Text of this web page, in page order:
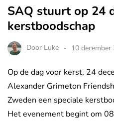
SAQ stuurt op 24
kerstboodschap
Door Luke 10 december
Op de dag voor kerst, 24
Alexander Grimeton
Zweden een speciale
Het evenement begint om